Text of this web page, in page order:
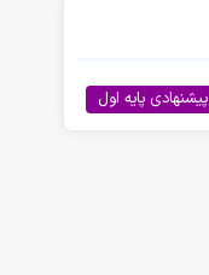
پیشنهادی پایه اول